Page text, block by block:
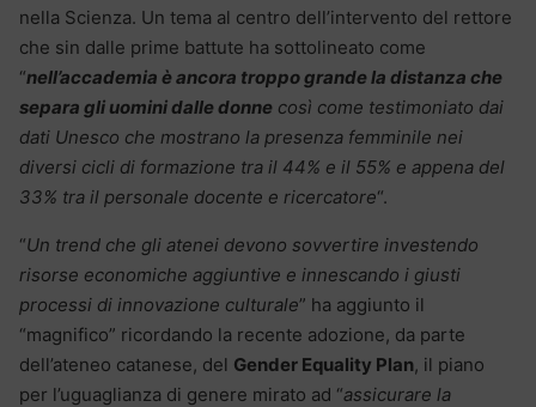
nella Scienza. Un tema al centro dell’intervento del rettore
che sin dalle prime battute ha sottolineato come
“nell’accademia è ancora troppo grande la distanza che
separa gli uomini dalle donne così come testimoniato dai
dati Unesco che mostrano la presenza femminile nei
diversi cicli di formazione tra il 44% e il 55% e appena del
33% tra il personale docente e ricercatore“.
“Un trend che gli atenei devono sovvertire investendo
risorse economiche aggiuntive e innescando i giusti
processi di innovazione culturale” ha aggiunto il
“magnifico” ricordando la recente adozione, da parte
dell’ateneo catanese, del Gender Equality Plan, il piano
per l’uguaglianza di genere mirato ad “assicurare la